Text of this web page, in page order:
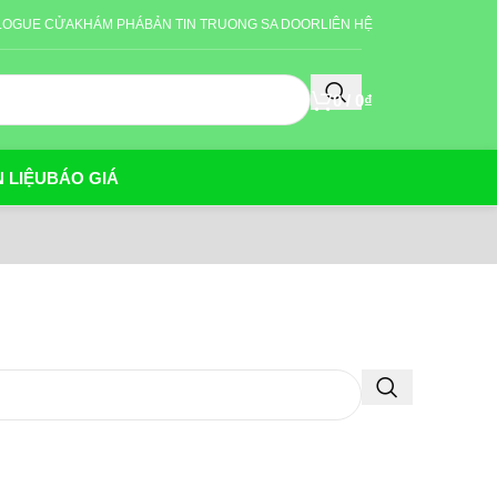
CỬAKHÁM PHÁBẢN TIN TRUONG SA DOOR LIÊN HỆ
0 0₫
LIỆUBÁO GIÁ